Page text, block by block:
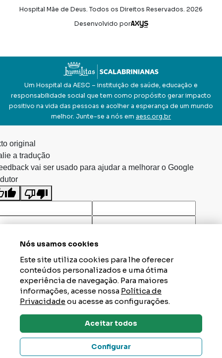
Hospital Mãe de Deus. Todos os Direitos Reservados. 2026
Desenvolvido por
Axysweb
Um Hospital da AESC – instituição de saúde, educação e
responsabilidade social que tem como propósito gerar impacto
positivo na vida das pessoas e acolher a esperança de um mundo
melhor. Junte-se a nós em aesc.org.br
Dúvidas? Tire Aqui
Nós usamos cookies
Este site utiliza cookies para lhe oferecer
conteúdos personalizados e uma ótima
experiência de navegação. Para maiores
informações, acesse nossa Política de
Privacidadeou acesse as configurações.
Aceitar todos
Configurar
original
a tradução
vai ser usado para ajudar a melhorar o Google